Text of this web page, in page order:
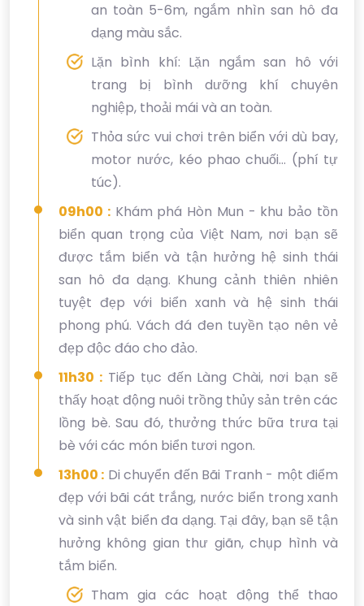
an toàn 5-6m, ngắm nhìn san hô đa
dạng màu sắc.
Lặn bình khí: Lặn ngắm san hô với
trang bị bình dưỡng khí chuyên
nghiệp, thoải mái và an toàn.
Thỏa sức vui chơi trên biển với dù bay,
motor nước, kéo phao chuối… (phí tự
túc).
09h00 :Khám phá Hòn Mun - khu bảo tồn
biển quan trọng của Việt Nam, nơi bạn sẽ
được tắm biển và tận hưởng hệ sinh thái
san hô đa dạng. Khung cảnh thiên nhiên
tuyệt đẹp với biển xanh và hệ sinh thái
phong phú. Vách đá đen tuyền tạo nên vẻ
đẹp độc đáo cho đảo.
11h30 :Tiếp tục đến Làng Chài, nơi bạn sẽ
thấy hoạt động nuôi trồng thủy sản trên các
lồng bè. Sau đó, thưởng thức bữa trưa tại
bè với các món biển tươi ngon.
13h00 : Di chuyển đến Bãi Tranh - một điểm
đẹp với bãi cát trắng, nước biển trong xanh
và sinh vật biển đa dạng. Tại đây, bạn sẽ tận
hưởng không gian thư giãn, chụp hình và
tắm biển.
Tham gia các hoạt động thể thao